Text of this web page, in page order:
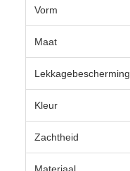
Vorm
Maat
Lekkagebescherming
Kleur
Zachtheid